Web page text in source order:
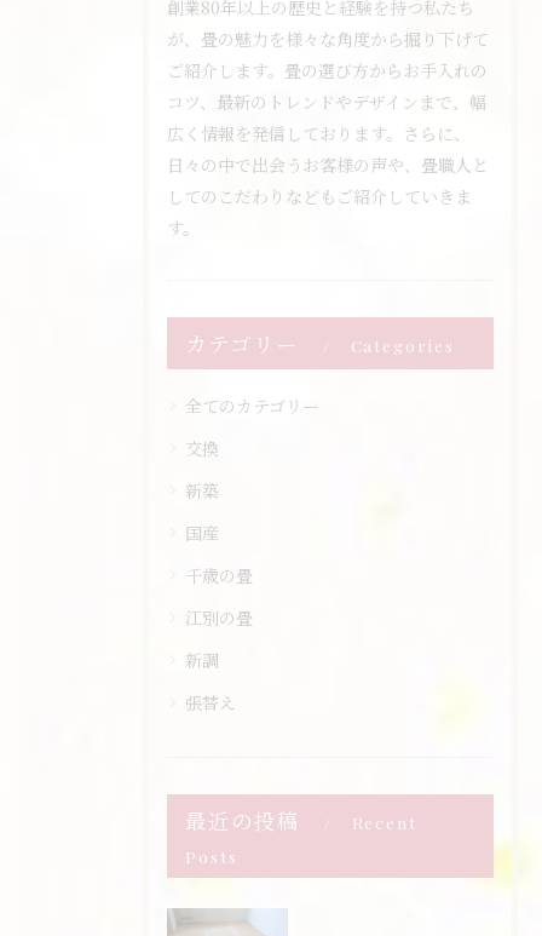
創業80年以上の歴史と経験を持つ私たち
が、畳の魅力を様々な角度から掘り下げて
ご紹介します。畳の選び方からお手入れの
コツ、最新のトレンドやデザインまで、幅
広く情報を発信しております。さらに、
日々の中で出会うお客様の声や、畳職人と
してのこだわりなどもご紹介していきま
す。
カテゴリー Categories
全てのカテゴリー
交換
新築
国産
千歳の畳
江別の畳
新調
張替え
最近の投稿
Recent
Posts